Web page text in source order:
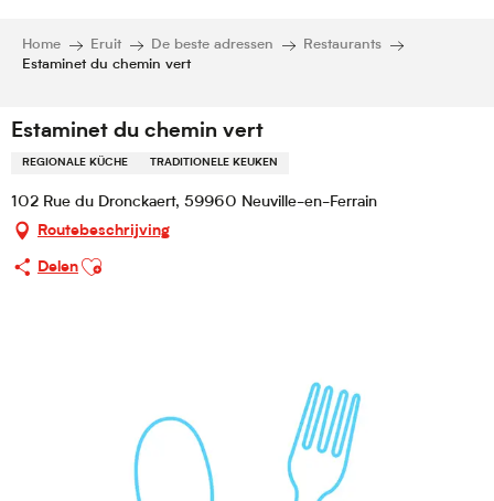
Home Eruit De beste adressen
Restaurants
Estaminet du chemin vert
Estaminet du chemin vert
REGIONALE KÜCHE TRADITIONELE KEUKEN
102 Rue du Dronckaert, 59960 Neuville-en-Ferrain
Routebeschrijving
Delen
Ajouter aux favoris